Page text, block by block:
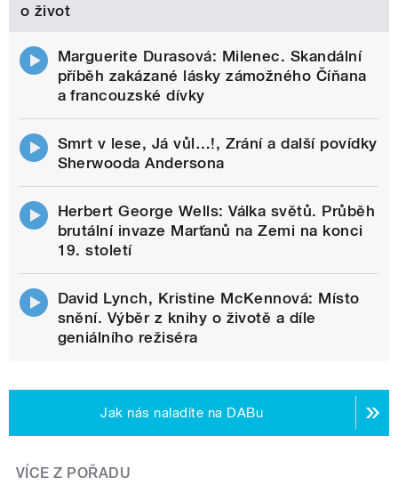
o život
Marguerite Durasová: Milenec. Skandální
příběh zakázané lásky zámožného Číňana
a francouzské dívky
Smrt v lese, Já vůl…!, Zrání a další povídky
Sherwooda Andersona
Herbert George Wells: Válka světů. Průběh
brutální invaze Marťanů na Zemi na konci
19. století
David Lynch, Kristine McKennová: Místo
snění. Výběr z knihy o životě a díle
geniálního režiséra
Jak nás naladíte na DABu
VÍCE Z POŘADU